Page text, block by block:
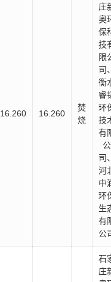
16.260 16.260
焚
烧
庄
奥
保
技
限
司
衡
睿
环
技
有
公
司
河
中
环
生
有
公
石
庄